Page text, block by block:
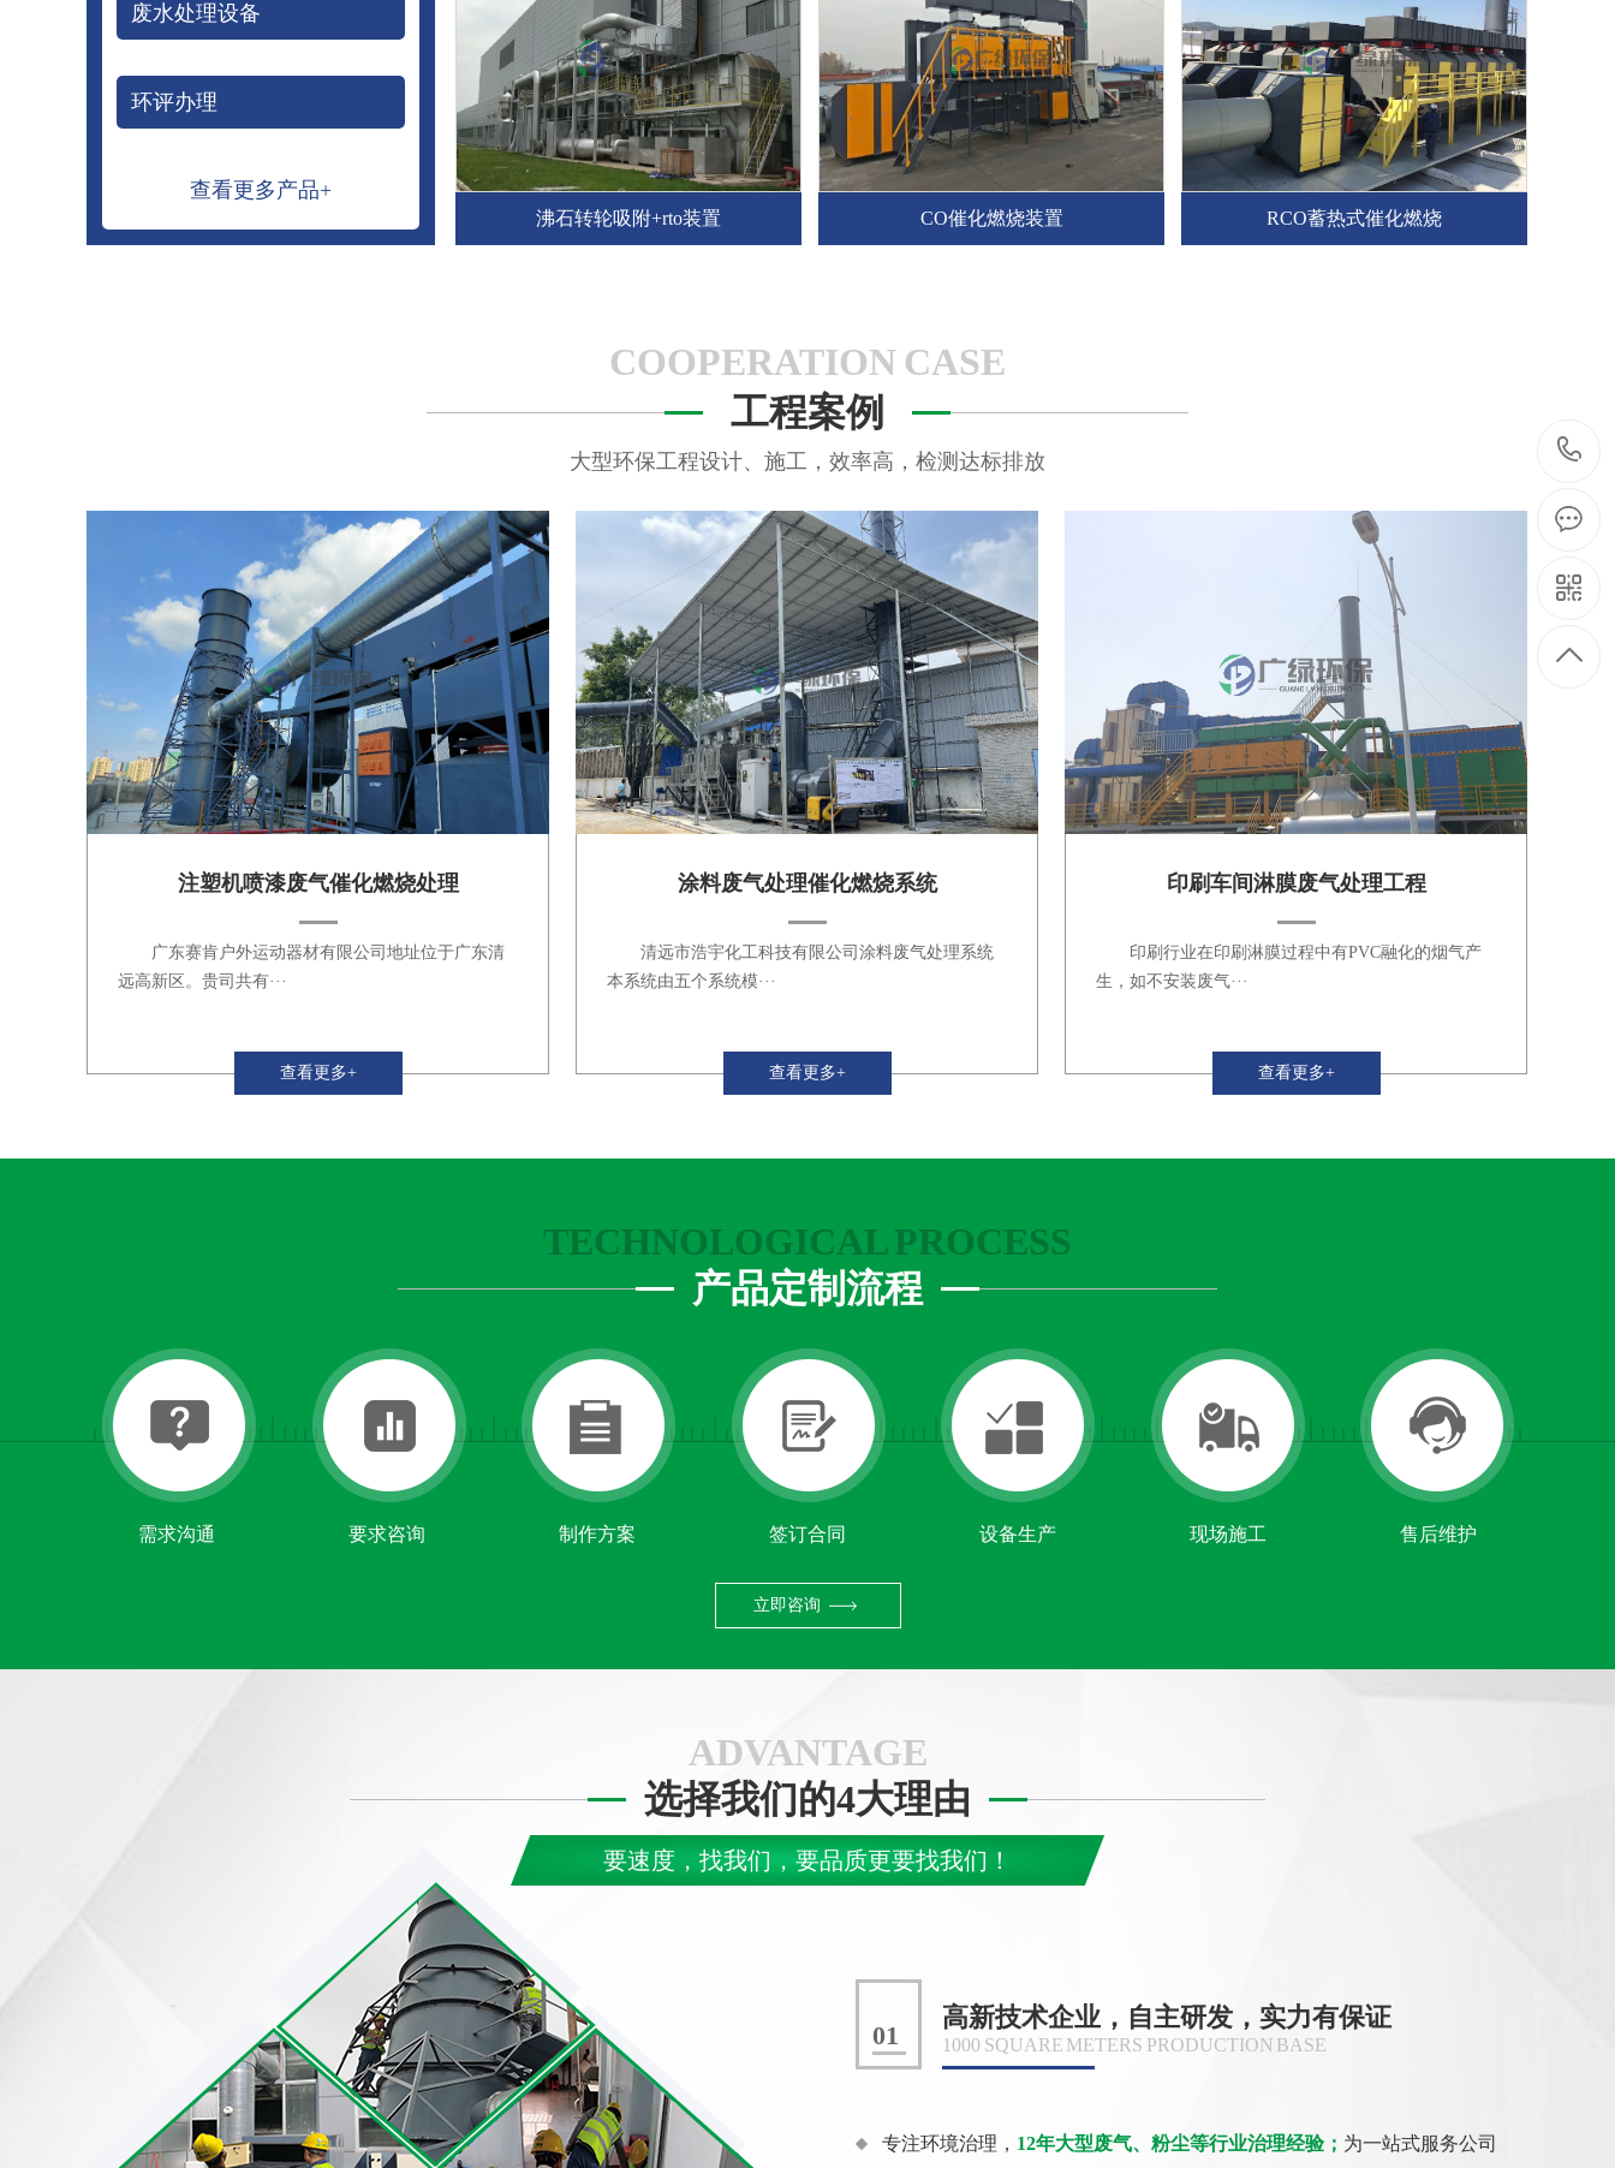
废水处理设备
环评办理
查看更多产品+
沸石转轮吸附+rto装置 CO催化燃烧装置 RCO蓄热式催化燃烧
COOPERATION CASE
工程案例
大型环保工程设计、施工，效率高，检测达标排放
注塑机喷漆废气催化燃烧处理
广东赛肯户外运动器材有限公司地址位于广东清
远高新区。贵司共有···
查看更多+
涂料废气处理催化燃烧系统
清远市浩宇化工科技有限公司涂料废气处理系统
本系统由五个系统模···
查看更多+
印刷车间淋膜废气处理工程
印刷行业在印刷淋膜过程中有PVC融化的烟气产
生，如不安装废气···
查看更多+
TECHNOLOGICAL PROCESS
产品定制流程
需求沟通 要求咨询 制作方案 签订合同 设备生产 现场施工 售后维护
立即咨询
ADVANTAGE
选择我们的4大理由
要速度，找我们，要品质更要找我们！
01
高新技术企业，自主研发，实力有保证
1000 SQUARE METERS PRODUCTION BASE
专注环境治理， 12年大型废气、粉尘等行业治理经验； 为一站式服务公司